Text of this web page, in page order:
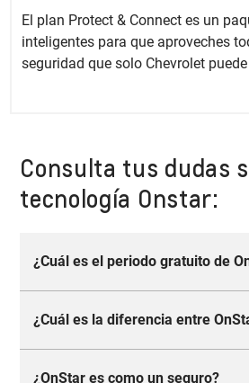
​​El plan Protect & Connect es un
inteligentes para que aproveches
seguridad que solo Chevrolet
Consulta tus dudas
tecnología Onstar:
¿Cuál es el periodo gratuito de
El periodo gratuito solo aplica
de Chevrolet 0km. Aplican
MY2024: Onix, Tracker y
¿Cuál es la diferencia entre
¿OnStar es como un seguro?